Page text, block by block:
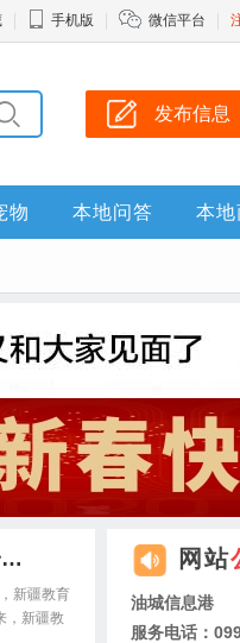
手机版 微信平台
发布信息
物 本地问答 本地
…
新疆教育
，新疆教
网站
油城信息港
服务电话：